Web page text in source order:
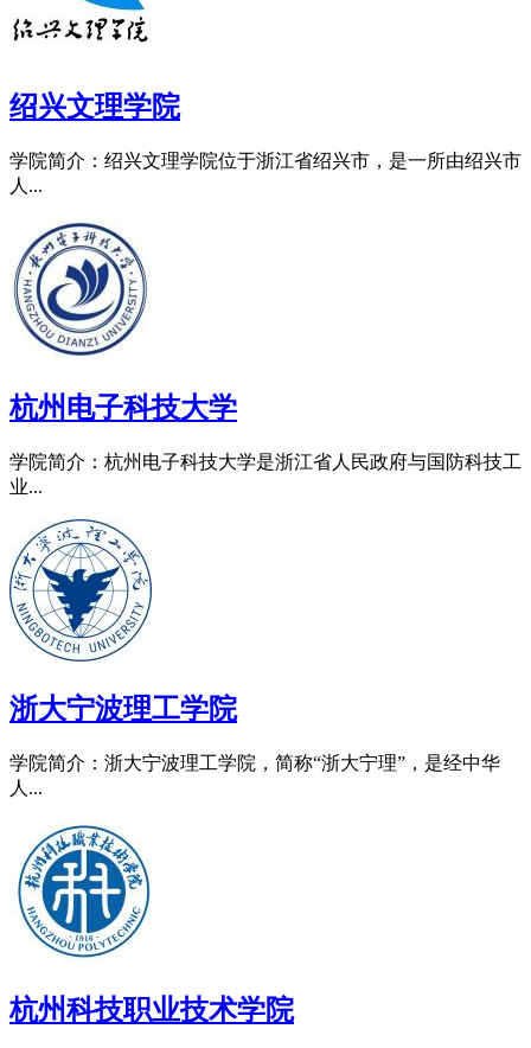
绍兴文理学院
学院简介：绍兴文理学院位于浙江省绍兴市，是一所由绍兴市
人...
杭州电子科技大学
学院简介：杭州电子科技大学是浙江省人民政府与国防科技工
业...
浙大宁波理工学院
学院简介：浙大宁波理工学院，简称“浙大宁理”，是经中华
人...
杭州科技职业技术学院